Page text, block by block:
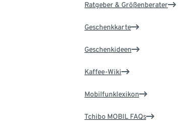
Ratgeber & Größenberater
Geschenkkarte
Geschenkideen
Kaffee-Wiki
Mobilfunklexikon
Tchibo MOBIL FAQs